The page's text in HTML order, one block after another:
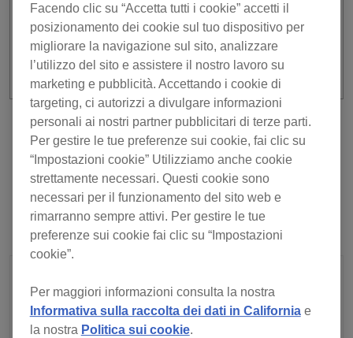
Per iOS 26, fai clicqui.
Per iPadOS 26, fai clicqui.
precedente
Torna all'elenco
prossimo
Facendo clic su “Accetta tutti i cookie” accetti il
posizionamento dei cookie sul tuo dispositivo per
migliorare la navigazione sul sito, analizzare
l’utilizzo del sito e assistere il nostro lavoro su
marketing e pubblicità. Accettando i cookie di
targeting, ci autorizzi a divulgare informazioni
personali ai nostri partner pubblicitari di terze parti.
Per gestire le tue preferenze sui cookie, fai clic su
“Impostazioni cookie” Utilizziamo anche cookie
strettamente necessari. Questi cookie sono
necessari per il funzionamento del sito web e
rimarranno sempre attivi. Per gestire le tue
preferenze sui cookie fai clic su “Impostazioni
cookie”.
Per maggiori informazioni consulta la nostra
Informativa sulla raccolta dei dati in Californiae
la nostra Politica sui cookie.